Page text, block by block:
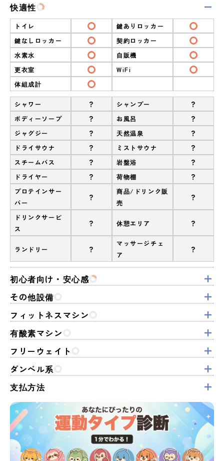
快適性
トイレ
鍵ありロッカー
鍵なしロッカー
契約ロッカー
水素水
自販機
更衣室
WiFi
体組成計
シャワー ? シャンプー ?
ボディーソープ ? お風呂 ?
ジャグジー ? 天然温泉 ?
ドライサウナ ? ミストサウナ ?
スチームバス ? 岩盤浴 ?
ドライヤー ? 荷物棚 ?
プロテインサー
バー
?
商品/ドリンク販
売
?
ドリンクサービ
ス
? 休憩エリア ?
ランドリー ?
マッサージチェ
ア
?
初心者向け・安心感
その他設備
フィットネスマシン
有酸素マシン
フリーウェイト
ダンベル系
支払方法